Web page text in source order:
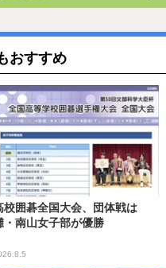
おすすめ
校囲碁全国大会、団体戦は
・南山女子部が優勝